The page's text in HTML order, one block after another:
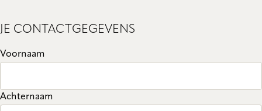
JE CONTACTGEGEVENS
Voornaam
Achternaam